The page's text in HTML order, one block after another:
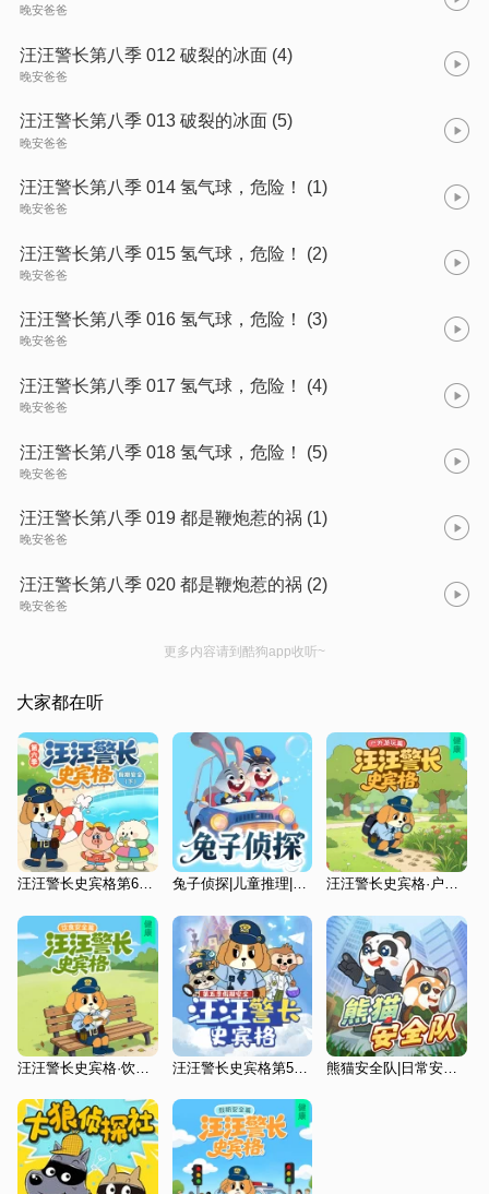
晚安爸爸
汪汪警长第八季 012 破裂的冰面 (4)
晚安爸爸
汪汪警长第八季 013 破裂的冰面 (5)
晚安爸爸
汪汪警长第八季 014 氢气球，危险！ (1)
晚安爸爸
汪汪警长第八季 015 氢气球，危险！ (2)
晚安爸爸
汪汪警长第八季 016 氢气球，危险！ (3)
晚安爸爸
汪汪警长第八季 017 氢气球，危险！ (4)
晚安爸爸
汪汪警长第八季 018 氢气球，危险！ (5)
晚安爸爸
汪汪警长第八季 019 都是鞭炮惹的祸 (1)
晚安爸爸
汪汪警长第八季 020 都是鞭炮惹的祸 (2)
晚安爸爸
更多内容请到酷狗app收听~
大家都在听
汪汪警长史宾格第6季|假期安全下|幼儿日常安全|晚安爸爸 兔子侦探|儿童推理|童话故事 汪汪警长史宾格·户外游玩篇
汪汪警长史宾格第5季|假期安全上|幼儿日常安全|晚安爸爸 熊猫安全队|日常安全科普|儿童睡前故事